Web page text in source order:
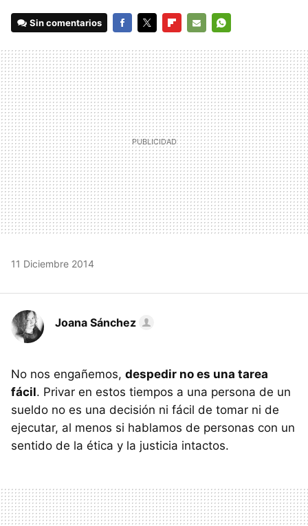
Sin comentarios
MAIL
11 Diciembre 2014
Joana Sánchez
No nos engañemos, despedir no es una tarea
fácil. Privar en estos tiempos a una persona de un
sueldo no es una decisión ni fácil de tomar ni de
ejecutar, al menos si hablamos de personas con un
sentido de la ética y la justicia intactos.